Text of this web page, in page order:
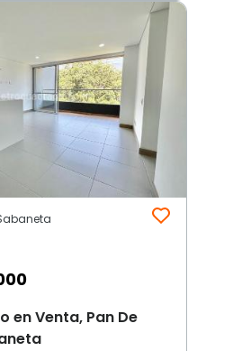
en Venta, Pan De